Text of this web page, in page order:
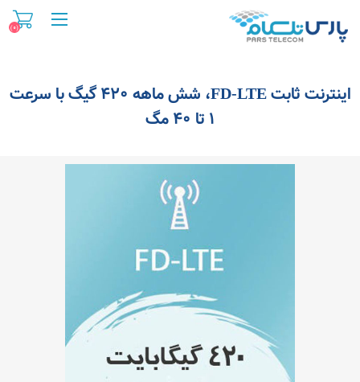
(0)
اینترنت ثابت FD-LTE، شش ماهه 420 گیگ با سرعت
۱ تا ۴۰ مگ